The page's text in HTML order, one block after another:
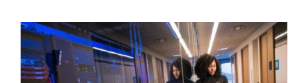
View
Larger
Image